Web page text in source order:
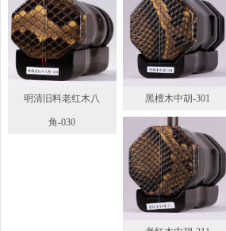
明清旧料老红木八
角-030
黑檀木中胡-301